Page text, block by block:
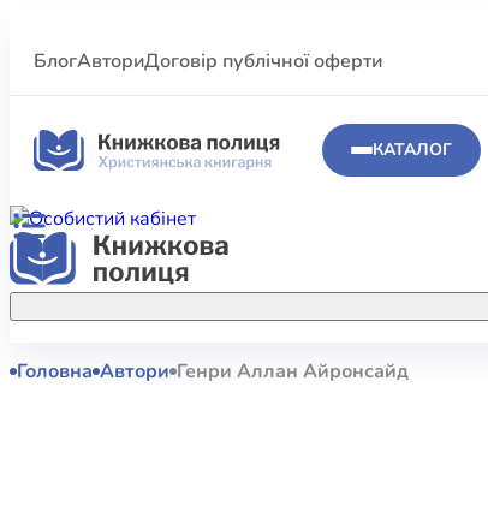
БлогАвториДоговір публічної оферти
КАТАЛОГ
Акційні пропозиції
Головна Автори Генри Аллан Айронсайд